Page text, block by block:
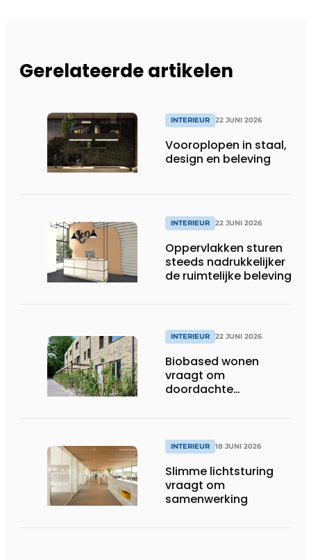
Gerelateerde artikelen
INTERIEUR 22 JUNI 2026
Vooroplopen in staal,
design en beleving
INTERIEUR 22 JUNI 2026
Oppervlakken sturen
steeds nadrukkelijker
de ruimtelijke beleving
INTERIEUR 22 JUNI 2026
Biobased wonen
vraagt om
doordachte
INTERIEUR 18 JUNI 2026
Slimme lichtsturing
vraagt om
samenwerking